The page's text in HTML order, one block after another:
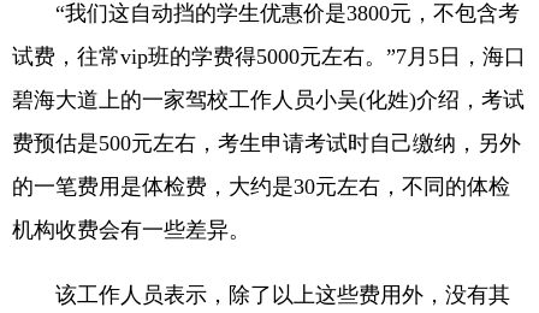
“我们这自动挡的学生优惠价是3800元，不包含考
试费，往常vip班的学费得5000元左右。”7月5日，海口
碧海大道上的一家驾校工作人员小吴(化姓)介绍，考试
费预估是500元左右，考生申请考试时自己缴纳，另外
的一笔费用是体检费，大约是30元左右，不同的体检
机构收费会有一些差异。
该工作人员表示，除了以上这些费用外，没有其